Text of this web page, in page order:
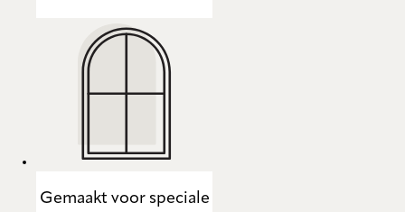
Gemaakt voor speciale